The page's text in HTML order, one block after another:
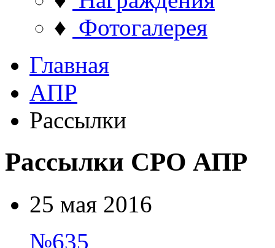
♦ Фотогалерея
Главная
АПР
Рассылки
Рассылки СРО АПР
25 мая 2016
№635